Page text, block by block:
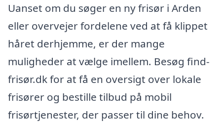
Uanset om du søger en ny frisør i Arden
eller overvejer fordelene ved at få klippet
håret derhjemme, er der mange
muligheder at vælge imellem. Besøg find-
frisør.dk for at få en oversigt over lokale
frisører og bestille tilbud på mobil
frisørtjenester, der passer til dine behov.